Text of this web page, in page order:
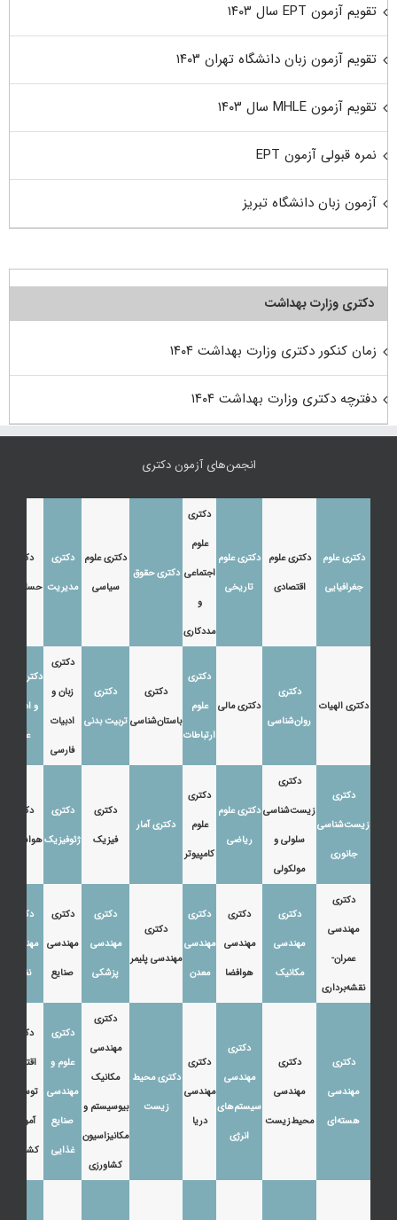
تقویم آزمون EPT سال ۱۴۰۳
تقویم آزمون زبان دانشگاه تهران ۱۴۰۳
تقویم آزمون MHLE سال ۱۴۰۳
نمره قبولی آزمون EPT
آزمون زبان دانشگاه تبریز
دکتری وزارت بهداشت
زمان کنکور دکتری وزارت بهداشت ۱۴۰۴
دفترچه دکتری وزارت بهداشت ۱۴۰۴
انجمن‌های آزمون دکتری
دکتری علوم
جغرافیایی
دکتری علوم
اقتصادی
دکتری علوم
تاریخی
دکتری
علوم
اجتماعی
و
مددکاری
دکتری حقوق
دکتری علوم
سیاسی
دکتری
مدیریت
دکتری
حسابداری
دکتری الهیات
دکتری
روان‌شناسی
دکتری مالی
دکتری
علوم
ارتباطات
دکتری
باستان‌شناسی
دکتری
تربیت بدنی
دکتری
زبان و
ادبیات
فارسی
دکتری زبان
و ادبیات
عرب
دکتری
زیست‌شناسی
جانوری
دکتری
زیست‌شناسی
سلولی و
مولکولی
دکتری علوم
ریاضی
دکتری
علوم
کامپیوتر
دکتری آمار
دکتری
فیزیک
دکتری
ژئوفیزیک
دکتری
هواشناسی
دکتری
مهندسی
عمران-
نقشه‌برداری
دکتری
مهندسی
مکانیک
دکتری
مهندسی
هوافضا
دکتری
مهندسی
معدن
دکتری
مهندسی پلیمر
دکتری
مهندسی
پزشکی
دکتری
مهندسی
صنایع
دکتری
مهندسی
نفت
دکتری
مهندسی
هسته‌ای
دکتری
مهندسی
محیط‌زیست
دکتری
مهندسی
سیستم‌های
انرژی
دکتری
مهندسی
دریا
دکتری محیط
زیست
دکتری
مهندسی
مکانیک
بیوسیستم و
مکانیزاسیون
کشاورزی
دکتری
علوم و
مهندسی
صنایع
غذایی
دکتری
اقتصاد،
توسعه و
آموزش
کشاورزی